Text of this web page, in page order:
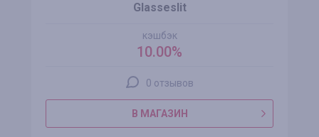
Glasseslit
кэшбэк
10.00%
0 отзывов
В МАГАЗИН